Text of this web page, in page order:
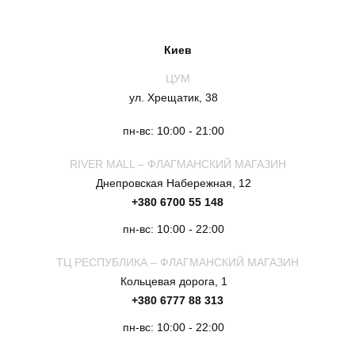
Киев
ЦУМ
ул. Хрещатик, 38
пн-вс: 10:00 - 21:00
RIVER MALL – ФЛАГМАНСКИЙ МАГАЗИН
Днепровская Набережная, 12
+380 6700 55 148
пн-вс: 10:00 - 22:00
ТЦ РЕСПУБЛИКА – ФЛАГМАНСКИЙ МАГАЗИН
Кольцевая дорога, 1
+380 6777 88 313
пн-вс: 10:00 - 22:00